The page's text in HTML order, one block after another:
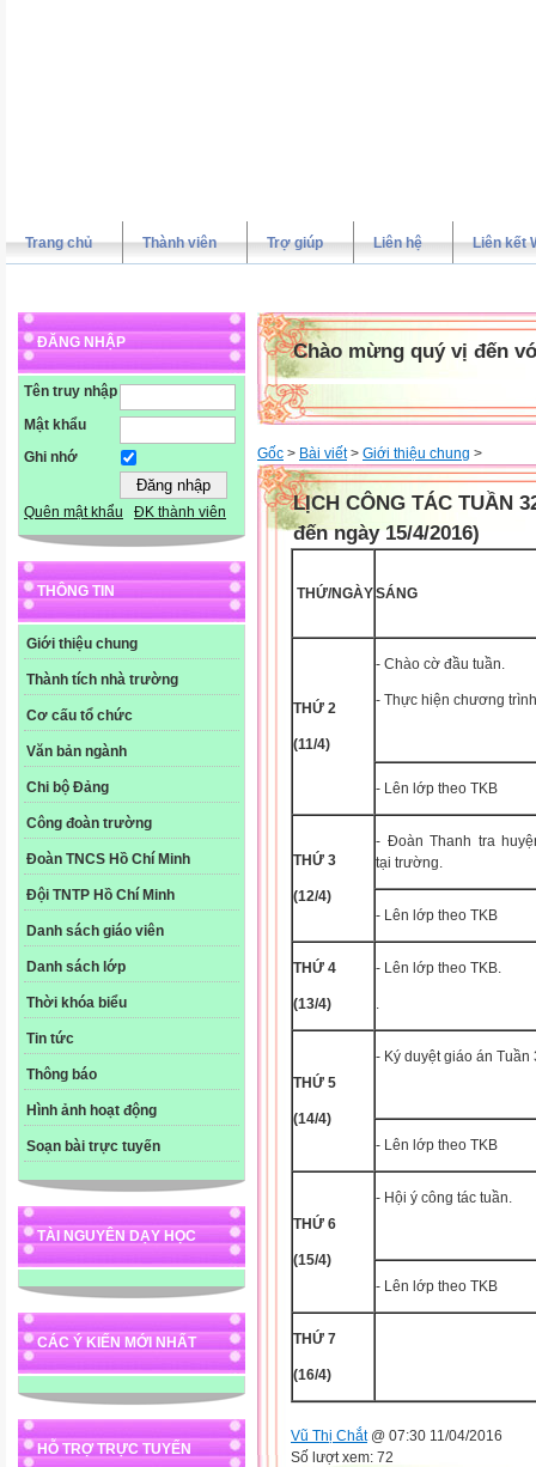
Trang chủ Thành viên Trợ giúp Liên hệ Liên kết
ĐĂNG NHẬP
Tên truy nhập
Mật khẩu
Ghi nhớ
Quên mật khẩu ĐK thành viên
THÔNG TIN
Giới thiệu chung
Thành tích nhà trường
Cơ cấu tổ chức
Văn bản ngành
Chi bộ Đảng
Công đoàn trường
Đoàn TNCS Hồ Chí Minh
Đội TNTP Hồ Chí Minh
Danh sách giáo viên
Danh sách lớp
Thời khóa biểu
Tin tức
Thông báo
Hình ảnh hoạt động
Soạn bài trực tuyến
TÀI NGUYÊN DẠY HỌC
CÁC Ý KIẾN MỚI NHẤT
HỖ TRỢ TRỰC TUYẾN
Chào mừng quý vị đến
Gốc > Bài viết> Giới thiệu chung >
LỊCH CÔNG TÁC TUẦN
đến ngày 15/4/2016)
THỨ/NGÀYSÁNG
THỨ 2
(11/4)
- Chào cờ đầu tuần.
- Thực hiện chương
- Lên lớp theo TKB
THỨ 3
(12/4)
- Đoàn Thanh tra
tại trường.
- Lên lớp theo TKB
THỨ 4
(13/4)
- Lên lớp theo TKB.
.
THỨ 5
(14/4)
- Ký duyệt giáo án Tuần
- Lên lớp theo TKB
THỨ 6
(15/4)
- Hội ý công tác tuần.
- Lên lớp theo TKB
THỨ 7
(16/4)
Vũ Thị Chắt@ 07:30 11/04/2016
Số lượt xem: 72